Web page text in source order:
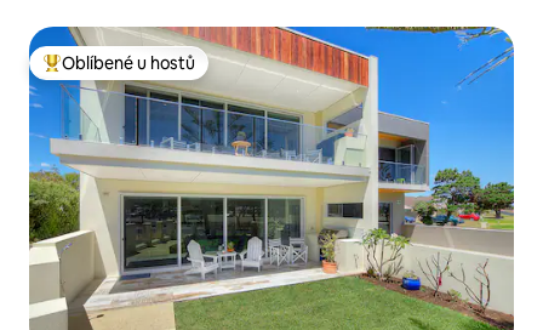
Nejlepší v kategorii Oblíbené u hostů
Oblíbené u hostů